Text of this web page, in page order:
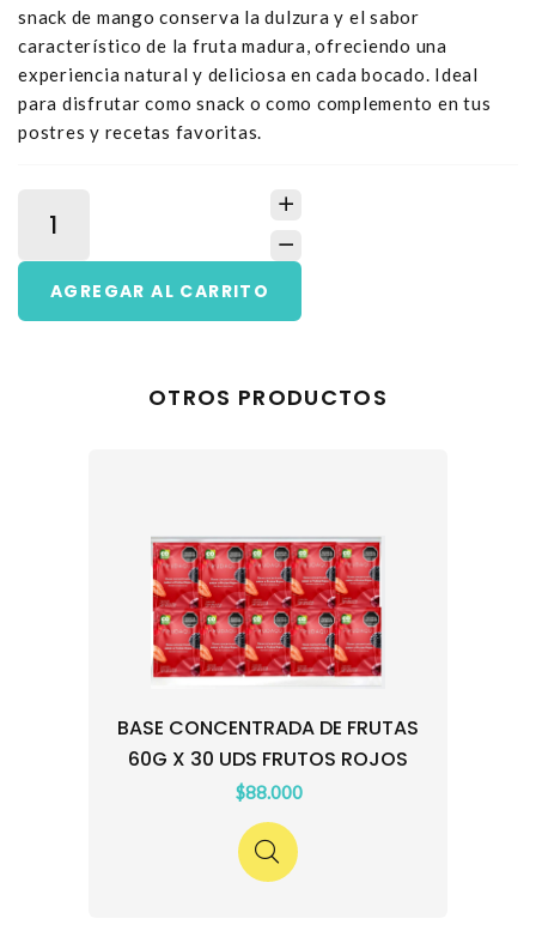
snack de mango conserva la dulzura y el sabor
característico de la fruta madura, ofreciendo una
experiencia natural y deliciosa en cada bocado. Ideal
para disfrutar como snack o como complemento en tus
postres y recetas favoritas.
OTROS PRODUCTOS
BASE CONCENTRADA DE FRUTAS
60G X 30 UDS FRUTOS ROJOS
$88.000